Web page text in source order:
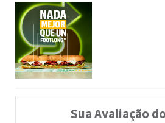
Sua Avaliação